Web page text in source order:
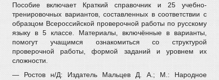
Пособие включает Краткий справочник и 25 учебно-
тренировочных вариантов, составленных в соответствии с
образцом Всероссийской проверочной работы по русскому
языку в 5 классе. Материалы, включённые в варианты,
помогут учащимся ознакомиться со структурой
проверочной работы, формой заданий и уровнем их
сложности.
— Ростов н/Д: Издатель Мальцев Д. А.; М.: Народное